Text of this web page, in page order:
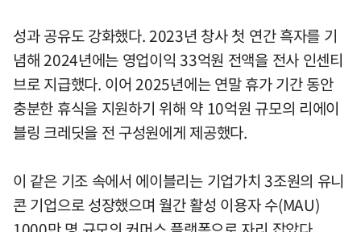
성과 공유도 강화했다. 2023년 창사 첫 연간 흑자를 기
념해 2024년에는 영업이익 33억원 전액을 전사 인센티
브로 지급했다. 이어 2025년에는 연말 휴가 기간 동안
충분한 휴식을 지원하기 위해 약 10억원 규모의 리에이
블링 크레딧을 전 구성원에게 제공했다.
이 같은 기조 속에서 에이블리는 기업가치 3조원의 유니
콘 기업으로 성장했으며 월간 활성 이용자 수(MAU)